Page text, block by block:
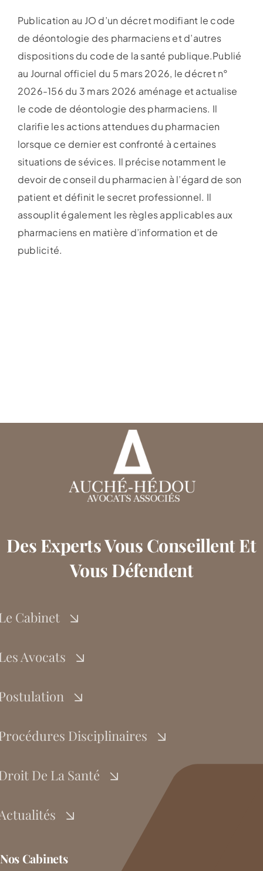
Publication au JO d’un décret modifiant le code
de déontologie des pharmaciens et d’autres
dispositions du code de la santé publique.Publié
au Journal officiel du 5 mars 2026, le décret n°
2026-156 du 3 mars 2026 aménage et actualise
le code de déontologie des pharmaciens. Il
clarifie les actions attendues du pharmacien
lorsque ce dernier est confronté à certaines
situations de sévices. Il précise notamment le
devoir de conseil du pharmacien à l’égard de son
patient et définit le secret professionnel. Il
assouplit également les règles applicables aux
pharmaciens en matière d’information et de
publicité.
Des Experts Vous Conseillent Et
Vous Défendent
Cabinet
Avocats
Disciplinaires
De La Santé
Nos Cabinets